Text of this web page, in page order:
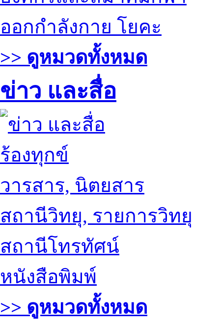
ออกกำลังกาย โยคะ
>> ดูหมวดทั้งหมด
ข่าว และสื่อ
ร้องทุกข์
วารสาร, นิตยสาร
สถานีวิทยุ, รายการวิทยุ
สถานีโทรทัศน์
หนังสือพิมพ์
>> ดูหมวดทั้งหมด